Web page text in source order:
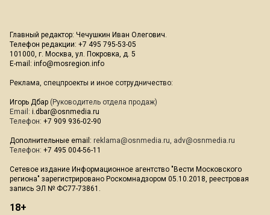
Главный редактор: Чечушкин Иван Олегович.
Телефон редакции: +7 495 795-53-05
101000, г. Москва, ул. Покровка, д. 5
E-mail: info@mosregion.info
Реклама, спецпроекты и иное сотрудничество:
Игорь Дбар (Руководитель отдела продаж)
Email: i.dbar@osnmedia.ru
Телефон: +7 909 936-02-90
Дополнительные email: reklama@osnmedia.ru, adv@osnmedia.ru
Телефон: +7 495 004-56-11
Сетевое издание Информационное агентство "Вести Московского
региона" зарегистрировано Роскомнадзором 05.10.2018, реестровая
запись ЭЛ № ФС77-73861.
18+